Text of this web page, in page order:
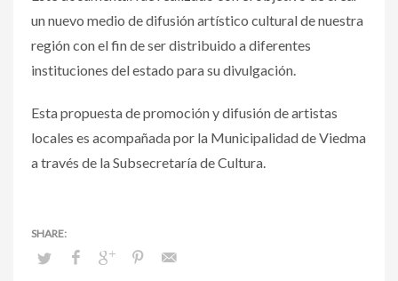
un nuevo medio de difusión artístico cultural de nuestra
región con el fin de ser distribuido a diferentes
instituciones del estado para su divulgación.
Esta propuesta de promoción y difusión de artistas
locales es acompañada por la Municipalidad de Viedma
a través de la Subsecretaría de Cultura.